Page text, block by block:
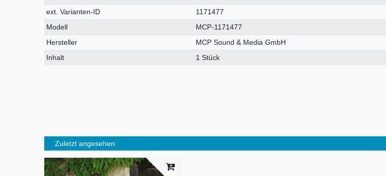
Merkmal
ext. Varianten-ID
1171477
Modell
MCP-1171477
Hersteller
MCP Sound & Media GmbH
Inhalt
1 Stück
Zuletzt angesehen